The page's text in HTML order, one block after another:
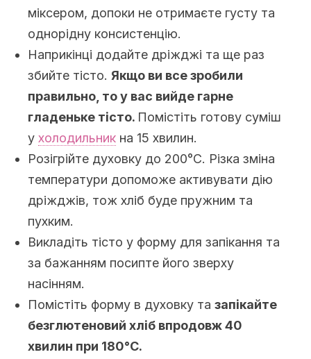
міксером, допоки не отримаєте густу та
однорідну консистенцію.
Наприкінці додайте дріжджі та ще раз
збийте тісто. Якщо ви все зробили
правильно, то у вас вийде гарне
гладеньке тісто. Помістіть готову суміш
у холодильник на 15 хвилин.
Розігрійте духовку до 200°C. Різка зміна
температури допоможе активувати дію
дріжджів, тож хліб буде пружним та
пухким.
Викладіть тісто у форму для запікання та
за бажанням посипте його зверху
насінням.
Помістіть форму в духовку та запікайте
безглютеновий хліб впродовж 40
хвилин при 180°C.